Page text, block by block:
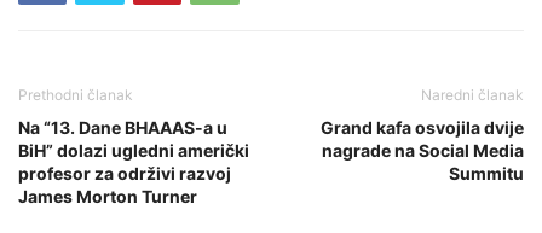
Prethodni članak
Na “13. Dane BHAAAS-a u
BiH” dolazi ugledni američki
profesor za održivi razvoj
James Morton Turner
Naredni članak
Grand kafa osvojila dvije
nagrade na Social Media
Summitu